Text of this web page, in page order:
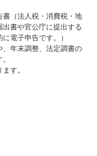
（法人税・消費税・地
書や官公庁に提出する
電子申告です。）
年末調整、法定調書の
す。